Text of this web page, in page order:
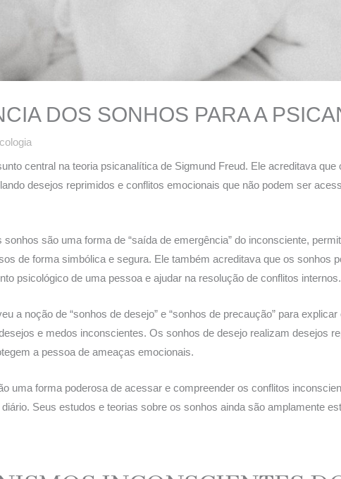
DOS SONHOS PARA A
central na teoria psicanalítica de Sigmund Freud. Ele acreditava
desejos reprimidos e conflitos emocionais que não podem ser
são uma forma de “saída de emergência” do inconsciente,
de forma simbólica e segura. Ele também acreditava que os sonhos
psicológico de uma pessoa e ajudar na resolução de conflitos internos.
a noção de “sonhos de desejo” e “sonhos de precaução” para
e medos inconscientes. Os sonhos de desejo realizam desejos
a pessoa de ameaças emocionais.
uma forma poderosa de acessar e compreender os conflitos
Seus estudos e teorias sobre os sonhos ainda são amplamente